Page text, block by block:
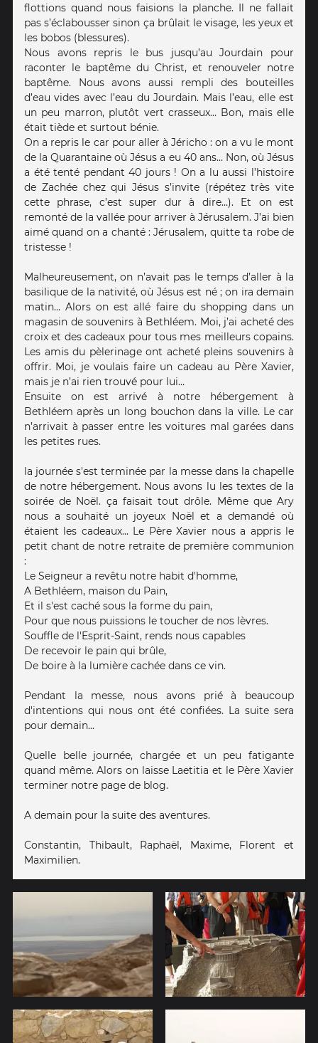
flottions quand nous faisions la planche. Il ne fallait
pas s’éclabousser sinon ça brûlait le visage, les yeux et
les bobos (blessures).
Nous avons repris le bus jusqu’au Jourdain pour
raconter le baptême du Christ, et renouveler notre
baptême. Nous avons aussi rempli des bouteilles
d’eau vides avec l’eau du Jourdain. Mais l’eau, elle est
un peu marron, plutôt vert crasseux… Bon, mais elle
était tiède et surtout bénie.
On a repris le car pour aller à Jéricho : on a vu le mont
de la Quarantaine où Jésus a eu 40 ans… Non, où Jésus
a été tenté pendant 40 jours ! On a lu aussi l’histoire
de Zachée chez qui Jésus s’invite (répétez très vite
cette phrase, c’est super dur à dire…). Et on est
remonté de la vallée pour arriver à Jérusalem. J’ai bien
aimé quand on a chanté : Jérusalem, quitte ta robe de
tristesse !
Malheureusement, on n’avait pas le temps d’aller à la
basilique de la nativité, où Jésus est né ; on ira demain
matin… Alors on est allé faire du shopping dans un
magasin de souvenirs à Bethléem. Moi, j’ai acheté des
croix et des cadeaux pour tous mes meilleurs copains.
Les amis du pèlerinage ont acheté pleins souvenirs à
offrir. Moi, je voulais faire un cadeau au Père Xavier,
mais je n’ai rien trouvé pour lui…
Ensuite on est arrivé à notre hébergement à
Bethléem après un long bouchon dans la ville. Le car
n’arrivait à passer entre les voitures mal garées dans
les petites rues.
la journée s'est terminée par la messe dans la chapelle
de notre hébergement. Nous avons lu les textes de la
soirée de Noël. ça faisait tout drôle. Même que Ary
nous a souhaité un joyeux Noël et a demandé où
étaient les cadeaux... Le Père Xavier nous a appris le
petit chant de notre retraite de première communion
:
Le Seigneur a revêtu notre habit d'homme,
A Bethléem, maison du Pain,
Et il s'est caché sous la forme du pain,
Pour que nous puissions le toucher de nos lèvres.
Souffle de l'Esprit-Saint, rends nous capables
De recevoir le pain qui brûle,
De boire à la lumière cachée dans ce vin.
Pendant la messe, nous avons prié à beaucoup
d'intentions qui nous ont été confiées. La suite sera
pour demain...
Quelle belle journée, chargée et un peu fatigante
quand même. Alors on laisse Laetitia et le Père Xavier
terminer notre page de blog.
A demain pour la suite des aventures.
Constantin, Thibault, Raphaël, Maxime, Florent et
Maximilien.